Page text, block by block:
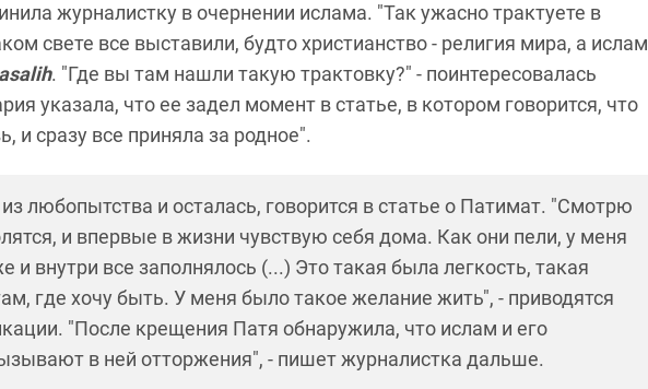
журналистку в очернении ислама. "Так ужасно трактуете в
свете все выставили, будто христианство - религия мира, а ислам
. "Где вы там нашли такую трактовку?" - поинтересовалась
указала, что ее задел момент в статье, в котором говорится, что
и сразу все приняла за родное".
любопытства и осталась, говорится в статье о Патимат. "Смотрю
и впервые в жизни чувствую себя дома. Как они пели, у меня
внутри все заполнялось (...) Это такая была легкость, такая
где хочу быть. У меня было такое желание жить", - приводятся
"После крещения Патя обнаружила, что ислам и его
в ней отторжения", - пишет журналистка дальше.